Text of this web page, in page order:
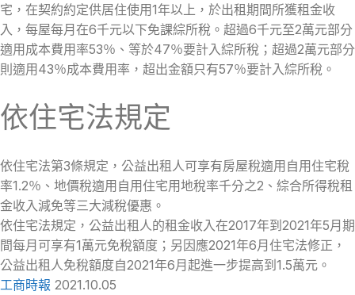
宅，在契約約定供居住使用1年以上，於出租期間所獲租金收
入，每屋每月在6千元以下免課綜所稅。超過6千元至2萬元部分
適用成本費用率53％、等於47％要計入綜所稅；超過2萬元部分
則適用43％成本費用率，超出金額只有57％要計入綜所稅。
依住宅法規定
依住宅法第3條規定，公益出租人可享有房屋稅適用自用住宅稅
率1.2％、地價稅適用自用住宅用地稅率千分之2、綜合所得稅租
金收入減免等三大減稅優惠。
依住宅法規定，公益出租人的租金收入在2017年到2021年5月期
間每月可享有1萬元免稅額度；另因應2021年6月住宅法修正，
公益出租人免稅額度自2021年6月起進一步提高到1.5萬元。
工商時報 2021.10.05